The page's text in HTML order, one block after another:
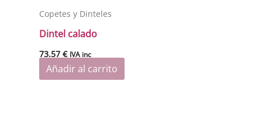
Copetes y Dinteles
Dintel calado
73.57€ IVA inc
Añadir al carrito